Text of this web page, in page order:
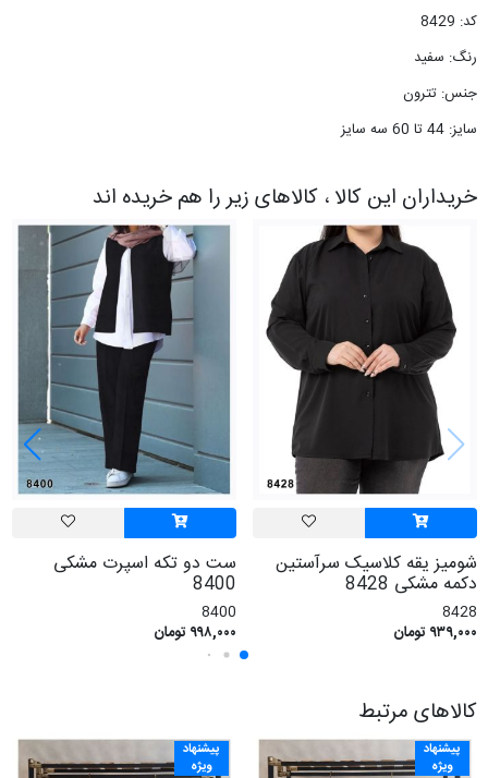
کد: 8429
رنگ: سفید
جنس: تترون
سایز: 44 تا 60 سه سایز
خریداران این کالا ، کالاهای زیر را هم خریده اند
شومیز یقه کلاسیک سرآستین
دکمه مشکی 8428
8428
۹۳۹,۰۰۰ تومان
ست دو تکه اسپرت مشکی
8400
8400
۹۹۸,۰۰۰ تومان
کالاهای مرتبط
پیشنهاد
ویژه
پیشنهاد
ویژه